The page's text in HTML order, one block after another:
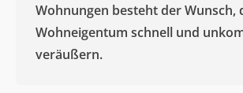
Wohnungen besteht der Wunsch,
Wohneigentum schnell und
veräußern. ​